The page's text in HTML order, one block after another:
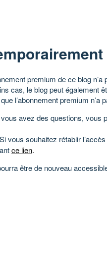
premium de ce blog
cas, le blog peut également
l’abonnement premium n’a
avez des questions, vous
vous souhaitez rétablir
ce lien.
être de nouveau